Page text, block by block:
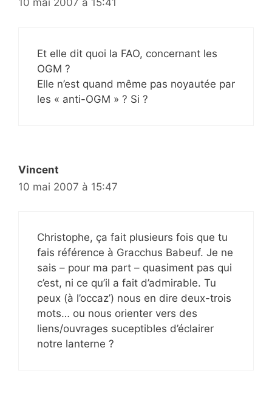
10 mai 2007 à 15:41
Et elle dit quoi la FAO, concernant les
OGM ?
Elle n’est quand même pas noyautée par
les « anti-OGM » ? Si ?
Vincent
10 mai 2007 à 15:47
Christophe, ça fait plusieurs fois que tu
fais référence à Gracchus Babeuf. Je ne
sais – pour ma part – quasiment pas qui
c’est, ni ce qu’il a fait d’admirable. Tu
peux (à l’occaz’) nous en dire deux-trois
mots… ou nous orienter vers des
liens/ouvrages suceptibles d’éclairer
notre lanterne ?